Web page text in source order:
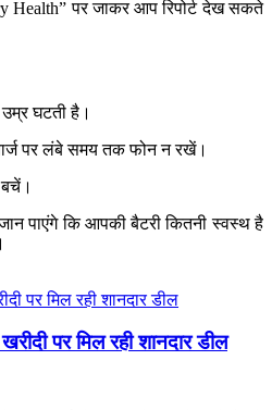
पर जाकर आप रिपोर्ट देख सकते
उम्र घटती है।
पर लंबे समय तक फोन न रखें।
बचें।
पाएंगे कि आपकी बैटरी कितनी स्वस्थ है
पर मिल रही शानदार डील